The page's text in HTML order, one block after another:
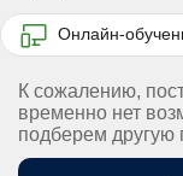
Онлайн-
К сожалению,
временно нет
подберем другую